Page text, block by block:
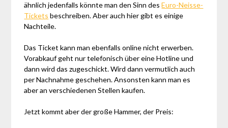
ähnlich jedenfalls könnte man den Sinn desEuro-Neisse-
Tickets beschreiben. Aber auch hier gibt es einige
Nachteile.
Das Ticket kann man ebenfalls online nicht erwerben.
Vorabkauf geht nur telefonisch über eine Hotline und
dann wird das zugeschickt. Wird dann vermutlich auch
per Nachnahme geschehen. Ansonsten kann man es
aber an verschiedenen Stellen kaufen.
Jetzt kommt aber der große Hammer, der Preis: